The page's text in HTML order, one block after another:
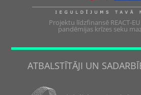
Projektu līdzfinansē REACT-
pandēmijas krīzes seku
ATBALSTĪTĀJI UN